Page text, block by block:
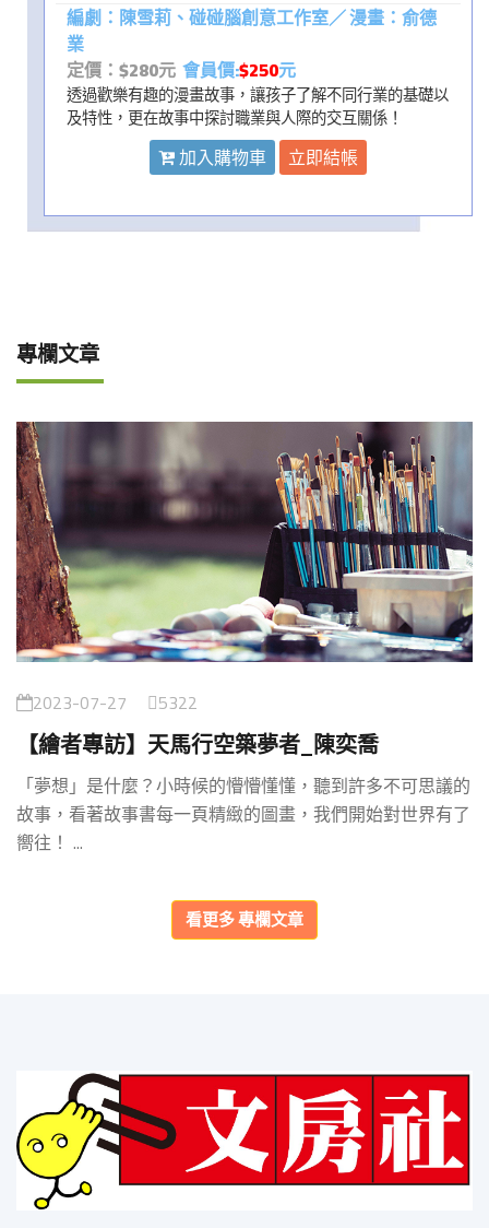
編劇：陳雪莉、碰碰腦創意工作室／ 漫畫：俞德
業
定價：$280元 會員價:$250元
透過歡樂有趣的漫畫故事，讓孩子了解不同行業的基礎以
及特性，更在故事中探討職業與人際的交互關係！
加入購物車 立即結帳
專欄文章
2023-07-27 5322
【繪者專訪】天馬行空築夢者_陳奕喬
「夢想」是什麼？小時候的懵懵懂懂，聽到許多不可思議的
故事，看著故事書每一頁精緻的圖畫，我們開始對世界有了
嚮往！ ...
看更多專欄文章